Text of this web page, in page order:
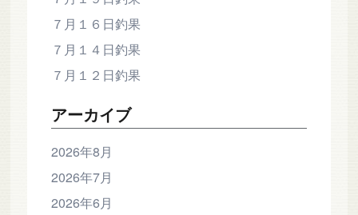
７月１６日釣果
７月１４日釣果
７月１２日釣果
アーカイブ
2026年8月
2026年7月
2026年6月